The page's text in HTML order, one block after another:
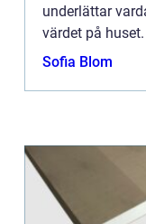
underlättar
värdet på
Sofia Blom